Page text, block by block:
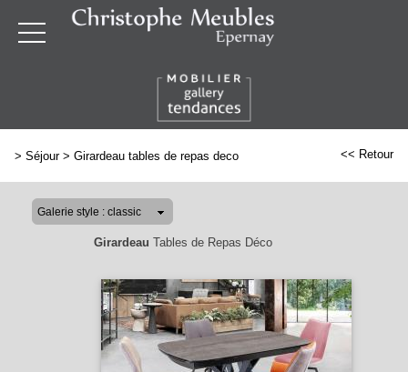
> Séjour> Girardeau tables de repas deco << Retour
Girardeau Tables de Repas Déco